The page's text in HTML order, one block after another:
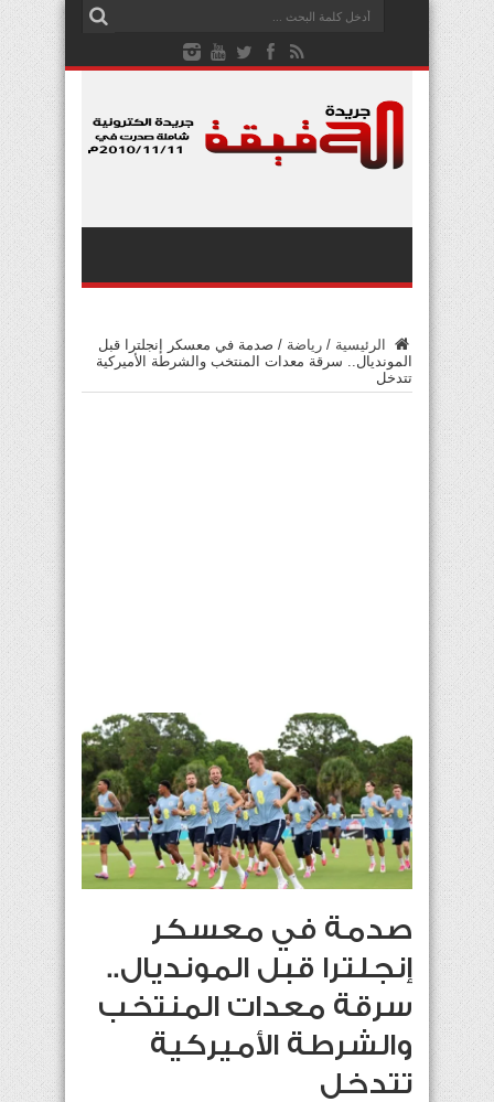
الرئيسية / رياضة / صدمة في معسكر إنجلترا قبل
المونديال.. سرقة معدات المنتخب والشرطة الأميركية
تتدخل
صدمة في معسكر
إنجلترا قبل المونديال..
سرقة معدات المنتخب
والشرطة الأميركية
تتدخل